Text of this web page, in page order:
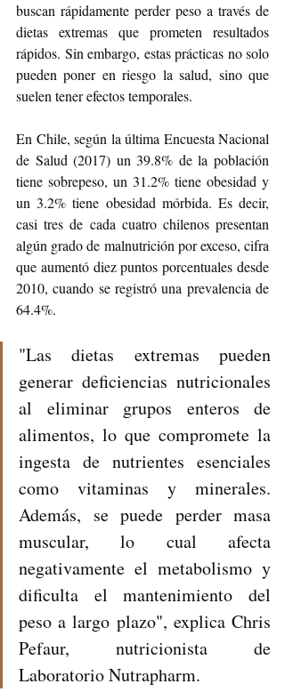
buscan rápidamente perder peso a través de
dietas extremas que prometen resultados
rápidos. Sin embargo, estas prácticas no solo
pueden poner en riesgo la salud, sino que
suelen tener efectos temporales.
En Chile, según la última Encuesta Nacional
de Salud (2017) un 39.8% de la población
tiene sobrepeso, un 31.2% tiene obesidad y
un 3.2% tiene obesidad mórbida. Es decir,
casi tres de cada cuatro chilenos presentan
algún grado de malnutrición por exceso, cifra
que aumentó diez puntos porcentuales desde
2010, cuando se registró una prevalencia de
64.4%.
"Las dietas extremas pueden
generar deficiencias nutricionales
al eliminar grupos enteros de
alimentos, lo que compromete la
ingesta de nutrientes esenciales
como vitaminas y minerales.
Además, se puede perder masa
muscular, lo cual afecta
negativamente el metabolismo y
dificulta el mantenimiento del
peso a largo plazo", explica Chris
Pefaur, nutricionista de
Laboratorio Nutrapharm.